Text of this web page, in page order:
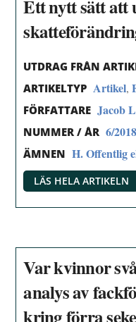
Ett nytt sätt att
UTDRAG FRÅN
ARTIKELTYP Artikel,
FÖRFATTARE Jacob
NUMMER / ÅR 6/
ÄMNEN H. Offentlig
LÄS HELA ARTIKELN
Var kvinnor
analys av